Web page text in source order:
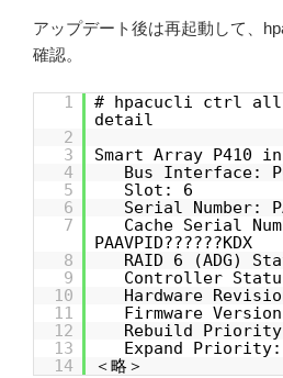
アップデート後は再起動して、
確認。
1
# hpacucli ctrl all
detail
2
3
Smart Array P410
4
Bus Interface:
5
Slot: 6
6
Serial Number:
7
Cache Serial
PAAVPID??????KDX
8
RAID 6 (ADG)
9
Controller
10
Hardware
11
Firmware
12
Rebuild Priority:
13
Expand Priority:
14
＜略＞